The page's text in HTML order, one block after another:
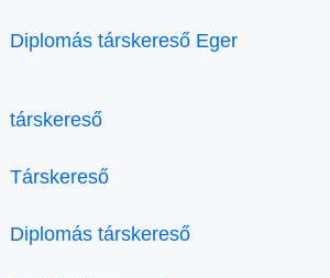
Diplomás társkereső Eger
társkereső
Társkereső
Diplomás társkereső